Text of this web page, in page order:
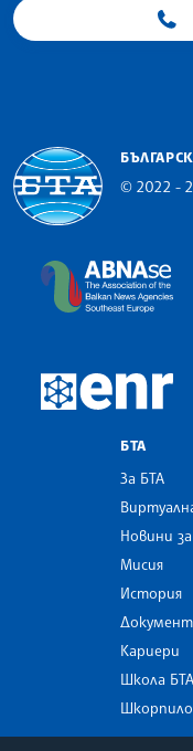
© 2022 -
БТА
За БТА
Новини
Мисия
История
Кариери
Школа БТА